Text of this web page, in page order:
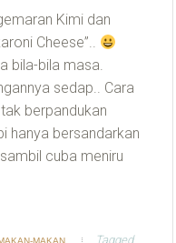
Kimi dan
Cheese”..
bila-bila masa.
sedap.. Cara
berpandukan
hanya bersandarkan
cuba meniru
MAKAN
Tagged